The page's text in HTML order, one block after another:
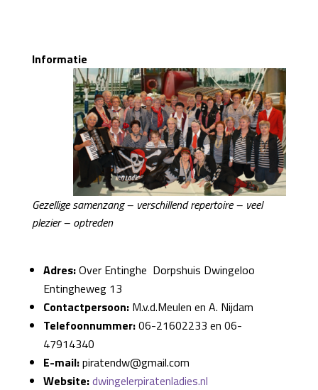
Informatie
Gezellige samenzang – verschillend repertoire – veel
plezier – optreden
Adres:Over Entinghe Dorpshuis Dwingeloo
Entingheweg 13
Contactpersoon:M.v.d.Meulen en A. Nijdam
Telefoonnummer:06-21602233 en 06-
47914340
E-mail:piratendw@gmail.com
Website:dwingelerpiratenladies.nl